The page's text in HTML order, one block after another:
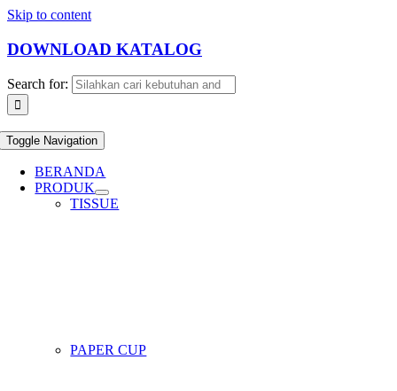
Skip to content
DOWNLOAD KATALOG
Search for:
Toggle Navigation
BERANDA
PRODUK
TISSUE
PAPER CUP